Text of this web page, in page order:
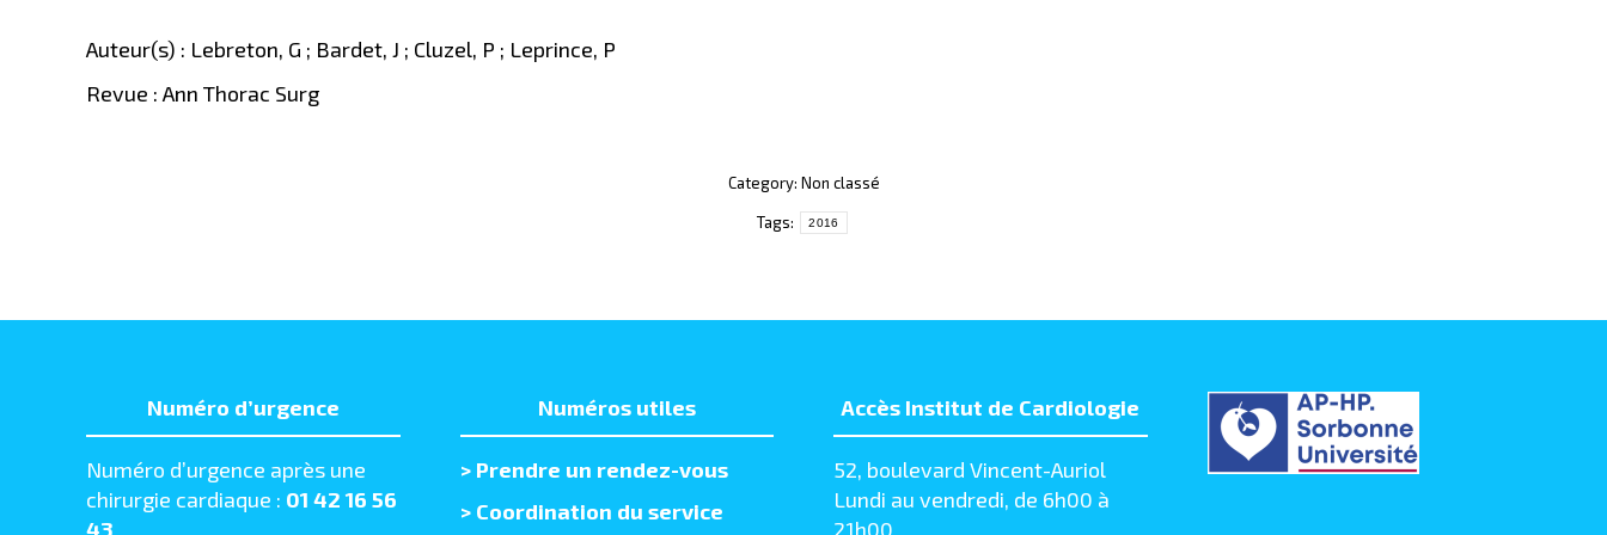
Auteur(s) : Lebreton, G ; Bardet, J ; Cluzel, P ; Leprince, P
Revue : Ann Thorac Surg
Category: Non classé
Tags: 2016
Numéro d’urgence
Numéro d’urgence après une
chirurgie cardiaque : 01 42 16 56
43
Numéros utiles
> Prendre un rendez-vous
> Coordination du service
Accès Institut de Cardiologie
52, boulevard Vincent-Auriol
Lundi au vendredi, de 6h00 à
21h00